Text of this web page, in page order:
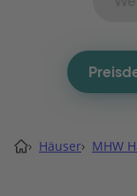
› Häuser› MHW